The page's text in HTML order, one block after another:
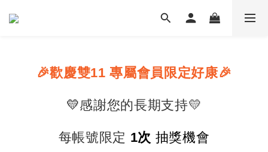
🎉歡慶雙11 專屬會員限定好康🎉
💛感謝您的長期支持💛
每帳號限定 1次 抽獎機會